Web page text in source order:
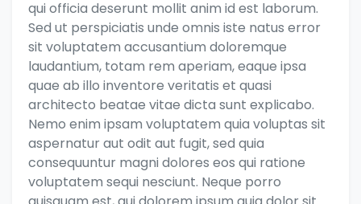
qui officia deserunt mollit anim id est laborum.
Sed ut perspiciatis unde omnis iste natus error
sit voluptatem accusantium doloremque
laudantium, totam rem aperiam, eaque ipsa
quae ab illo inventore veritatis et quasi
architecto beatae vitae dicta sunt explicabo.
Nemo enim ipsam voluptatem quia voluptas sit
aspernatur aut odit aut fugit, sed quia
consequuntur magni dolores eos qui ratione
voluptatem sequi nesciunt. Neque porro